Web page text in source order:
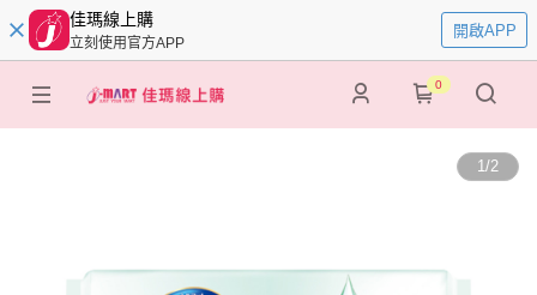
佳瑪線上購
立刻使用官方APP
開啟APP
0
1/2